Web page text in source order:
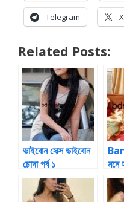
Telegram X
Related Posts:
ভাইবোন সেক্স ভাইবোন
চোদা পর্ব ১
মনে
উফ